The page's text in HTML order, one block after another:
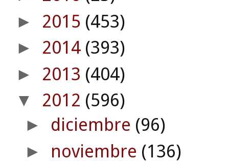
► 2015 (453)
► 2014 (393)
► 2013 (404)
▼ 2012 (596)
► diciembre (96)
► noviembre (136)